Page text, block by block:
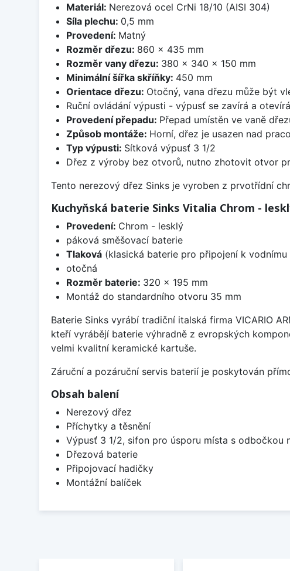
Materiál: Nerezová ocel CrNi 18/10 (AISI 304)
Síla plechu: 0,5 mm
Provedení: Matný
Rozměr dřezu: 860 x 435 mm
Rozměr vany dřezu: 380 x 340 x 150 mm
Minimální šířka skříňky: 450 mm
Orientace dřezu: Otočný, vana dřezu může být
Ruční ovládání výpusti - výpusť se zavírá a
Provedení přepadu: Přepad umístěn ve vaně
Způsob montáže: Horní, dřez je usazen nad
Typ výpusti: Sítková výpusť 3 1/2
Dřez z výroby bez otvorů, nutno zhotovit otvor
Tento nerezový dřez Sinks je vyroben z prvotřídní
Kuchyňská baterie Sinks Vitalia Chrom -
Provedení: Chrom - lesklý
páková směšovací baterie
Tlaková(klasická baterie pro připojení k
otočná
Rozměr baterie: 320 x 195 mm
Montáž do standardního otvoru 35 mm
Baterie Sinks vyrábí tradiční italská firma VICARIO
kteří vyrábějí baterie výhradně z evropských
velmi kvalitní keramické kartuše.
Záruční a pozáruční servis baterií je poskytován
Obsah balení
Nerezový dřez
Příchytky a těsnění
Výpusť 3 1/2, sifon pro úsporu místa s odbočkou
Dřezová baterie
Připojovací hadičky
Montážní balíček